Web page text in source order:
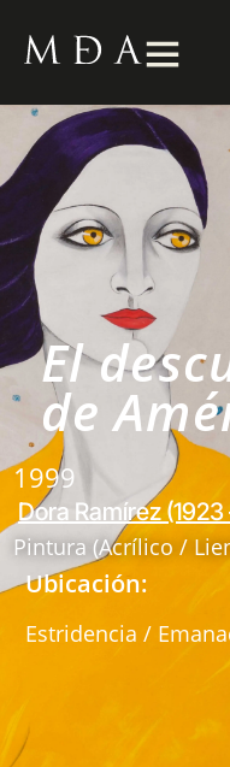
El
de
1999
Dora Ramírez (1923
Pintura (Acrílico /
Ubicación:
Estridencia /